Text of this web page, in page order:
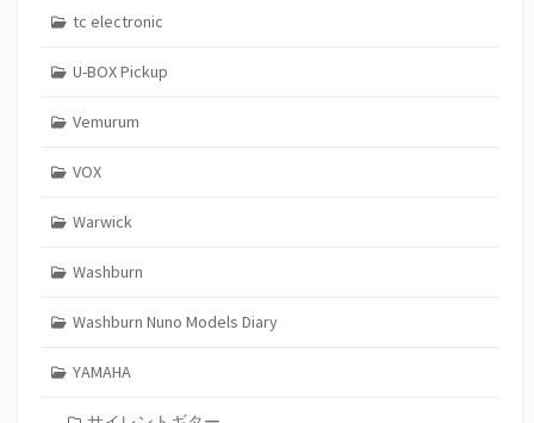
tc electronic
U-BOX Pickup
Vemurum
VOX
Warwick
Washburn
Washburn Nuno Models Diary
YAMAHA